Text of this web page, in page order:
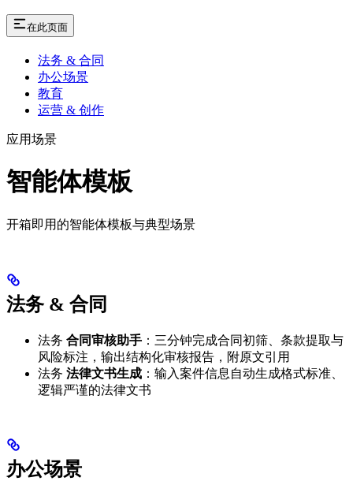
在此页面
法务 & 合同
办公场景
教育
运营 & 创作
应用场景
智能体模板
开箱即用的智能体模板与典型场景
法务 & 合同
法务 合同审核助手 ：三分钟完成合同初筛、条款提取与
风险标注，输出结构化审核报告，附原文引用
法务 法律文书生成 ：输入案件信息自动生成格式标准、
逻辑严谨的法律文书
办公场景